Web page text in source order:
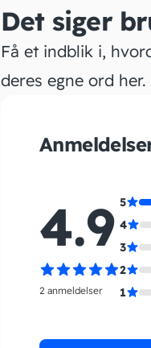
Det siger
Få et indblik i,
deres egne ord her.
4.9
2 anmeldelser
5
4
3
2
1